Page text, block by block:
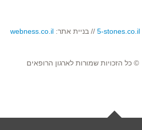
5-stones.co.il // בניית אתר: webness.co.il
© כל הזכויות שמורות לארגון הרופאים